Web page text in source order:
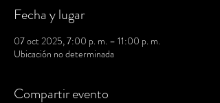
Fecha y lugar
07 oct 2025, 7:00 p. m. – 11:00 p. m.
Ubicación no determinada
Compartir evento